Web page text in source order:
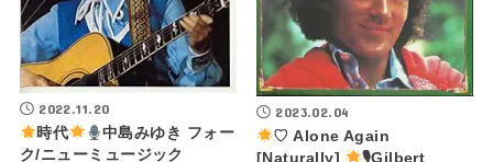
2022.11.20
時代
中島みゆき フォー
ク/ニューミュージック
2023.02.04
♡ Alone Again
[Naturally]
🎙Gilbert